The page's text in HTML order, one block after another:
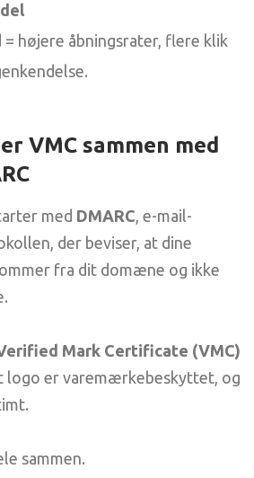
højere åbningsrater, flere klik
VMC sammen med
med DMARC, e-mail-
der beviser, at dine
fra dit domæne og ikke
Mark Certificate (VMC)
logo er varemærkebeskyttet, og
sammen.